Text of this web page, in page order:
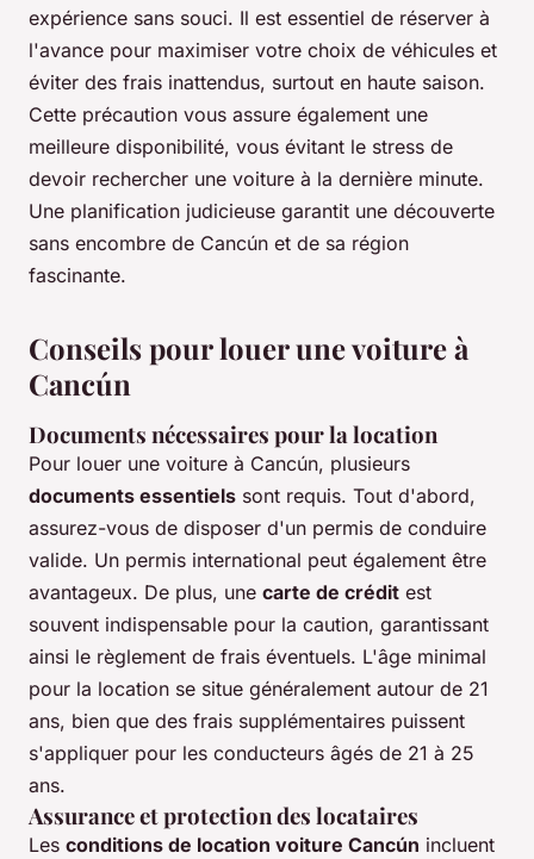
expérience sans souci. Il est essentiel de réserver à
l'avance pour maximiser votre choix de véhicules et
éviter des frais inattendus, surtout en haute saison.
Cette précaution vous assure également une
meilleure disponibilité, vous évitant le stress de
devoir rechercher une voiture à la dernière minute.
Une planification judicieuse garantit une découverte
sans encombre de Cancún et de sa région
fascinante.
Conseils pour louer une voiture à
Cancún
Documents nécessaires pour la location
Pour louer une voiture à Cancún, plusieurs
documents essentiels sont requis. Tout d'abord,
assurez-vous de disposer d'un permis de conduire
valide. Un permis international peut également être
avantageux. De plus, une carte de crédit est
souvent indispensable pour la caution, garantissant
ainsi le règlement de frais éventuels. L'âge minimal
pour la location se situe généralement autour de 21
ans, bien que des frais supplémentaires puissent
s'appliquer pour les conducteurs âgés de 21 à 25
ans.
Assurance et protection des locataires
Les conditions de location voiture Cancún incluent